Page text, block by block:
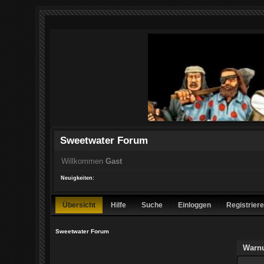
Sweetwater Forum
Willkommen Gast
Neuigkeiten:
Übersicht Hilfe Suche Einloggen
Sweetwater Forum